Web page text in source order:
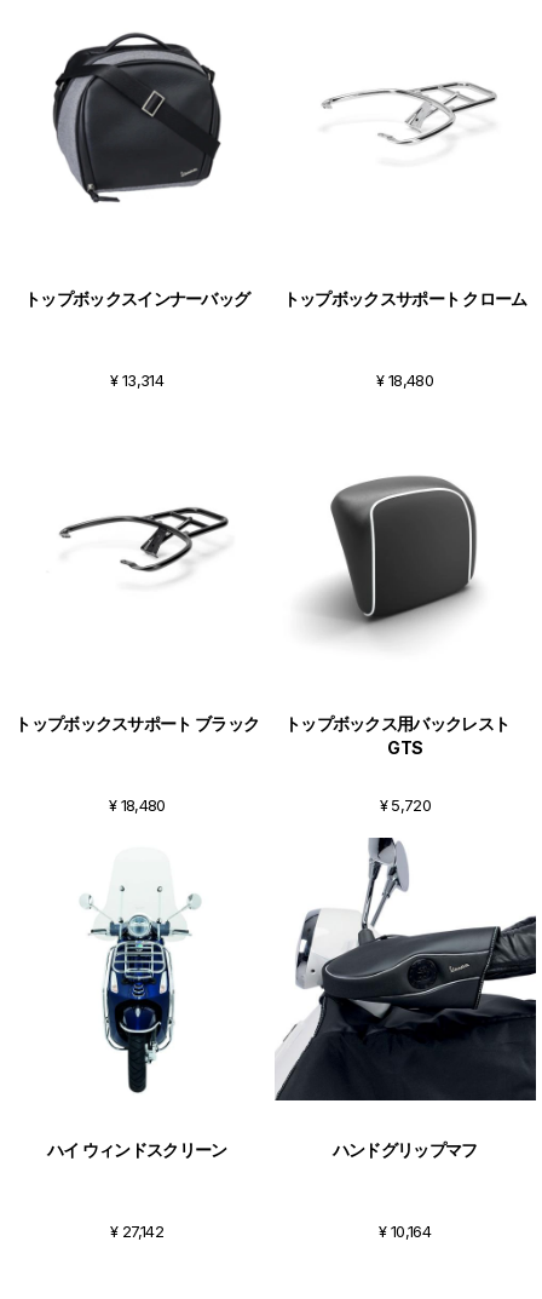
トップボックスインナーバッグ
¥ 13,314
トップボックスサポート クローム
¥ 18,480
トップボックスサポート ブラック
¥ 18,480
トップボックス用バックレスト
GTS
¥ 5,720
ハイ ウィンドスクリーン
¥ 27,142
ハンドグリップマフ
¥ 10,164